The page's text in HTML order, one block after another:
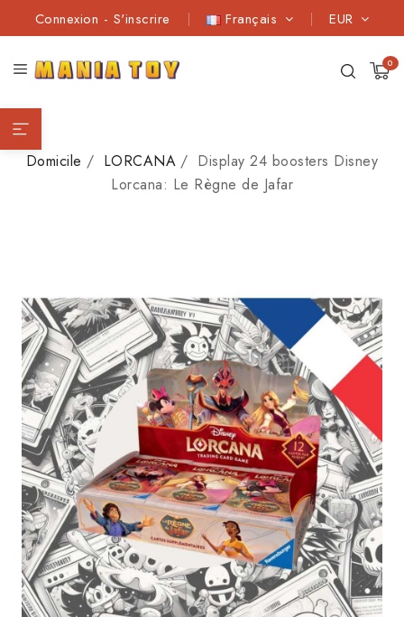
EUR
Français
Connexion - S'inscrire
0
Domicile LORCANA
Display 24 boosters Disney
Lorcana: Le Règne de Jafar